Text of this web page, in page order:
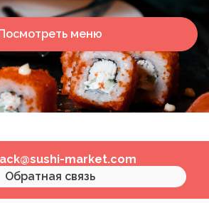
меню
market.com
Обратная связь